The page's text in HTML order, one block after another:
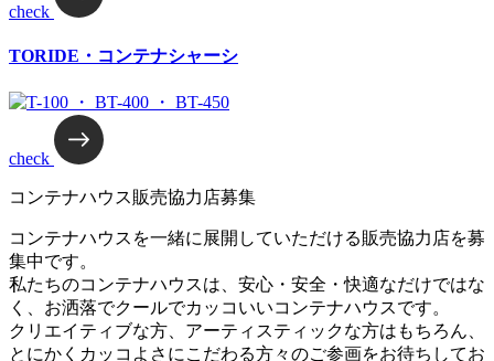
check
TORIDE・ コンテナシャーシ
check
コンテナハウス販売協力店募集
コンテナハウスを一緒に展開していただける販売協力店を募
集中です。
私たちのコンテナハウスは、安心・安全・快適なだけではな
く、お洒落でクールでカッコいいコンテナハウスです。
クリエイティブな方、アーティスティックな方はもちろん、
とにかくカッコよさにこだわる方々のご参画をお待ちしてお